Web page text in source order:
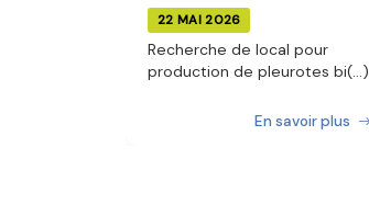
22 MAI 2026
Recherche de local pour
production de pleurotes bi(...)
En savoir plus